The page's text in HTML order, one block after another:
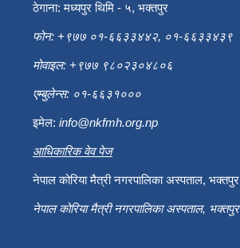
ठेगाना: मध्यपुर थिमि - ५, भक्तपुर
फोन: +९७७ ०१-६६३३४४२, ०१-६६३३४३९
मोवाइल: +९७७ ९८०२३०४८०६
एम्बुलेन्स: ०१-६६३१०००
इमेल: info@nkfmh.org.np
आधिकारिक वेव पेज
नेपाल कोरिया मैत्री नगरपालिका अस्पताल, भक्तपुर
नेपाल कोरिया मैत्री नगरपालिका अस्पताल, भक्तपुर